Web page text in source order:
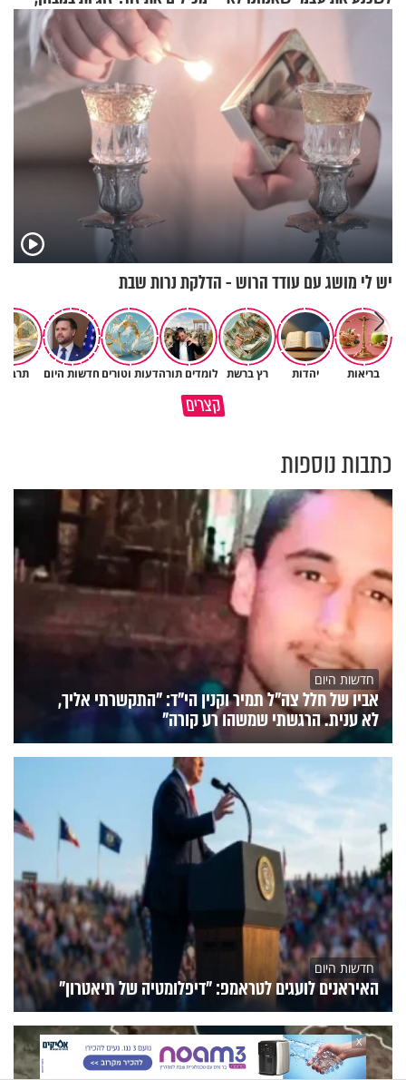
הפעם עם יהודית ואלתר כהן
יש לי מושג עם עודד הרוש - הדלקת נרות שבת
בריאות יהדות רץ ברשת לומדים תורהדעות וטורים חדשות היום
קצרים
תשתמש באהבה של השם לטובתך
פותחים פתח קטן - ומקבלים
כתבות נוספות
חדשות היום
אביו של חלל צה"ל תמיר וקנין הי"ד: "התקשרתי אליך,
לא ענית. הרגשתי שמשהו רע קורה"
חדשות היום
האיראנים לועגים לטראמפ: "דיפלומטיה של תיאטרון"
X